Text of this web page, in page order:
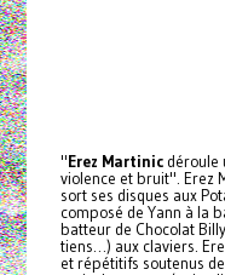
"Erez Martinicdéroule
violence et bruit". Erez
sort ses disques aux
composé de Yann à la
batteur de Chocolat
tiens…) aux claviers.
et répétitifs soutenus